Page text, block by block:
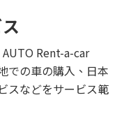
Rent-a-car
での車の購入、日本
スなどをサービス範